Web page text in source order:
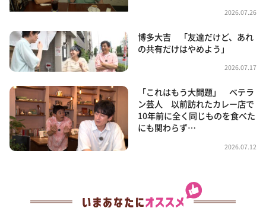
2026.07.26
博多大吉 「友達だけど、あれ
の共有だけはやめよう」
2026.07.17
「これはもう大問題」 ベテラ
ン芸人 以前訪れたカレー店で
10年前に全く同じものを食べた
にも関わらず…
2026.07.12